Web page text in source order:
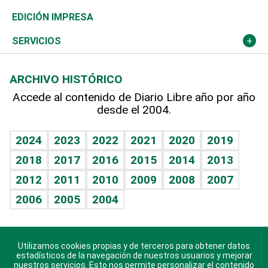
Caribe
Resto del mundo
Global y variable
Economía personal
Novedades
Podcast Arte Libre
Hablando con el pediatra
Vida y familia
Eñe
Celebrando la vida
Sin complejos
En pocas palabras
Escuchando al corazón
Olimpismo
Más deportes
Línea de hit
TBT Deportivo
Noticiero Poteleche
Columnistas
Martes de tecnología
Cambio climático
Deportes
Opinión
Hecho en casa
Guía del dinero
EDICIÓN IMPRESA
SERVICIOS
Cumpleaños
Horóscopos
Crucigramas
ARCHIVO HISTÓRICO
Accede al contenido de Diario Libre año por año
desde el 2004.
2024 2023 2022 2021 2020
2019
2018
2017 2016 2015 2014
2013
2012
2011 2010 2009 2008
2007
2006
2005 2004
Descarga nuestras aplicaciones para Android, iOS y
sistema Huawei.
Utilizamos cookies propias y de terceros para obtener datos
estadísticos de la navegación de nuestros usuarios y mejorar
nuestros servicios. Esto nos permite personalizar el contenido